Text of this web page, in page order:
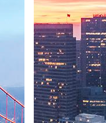
Unidos
mundo de grandes
o mundo e dá-lhes a